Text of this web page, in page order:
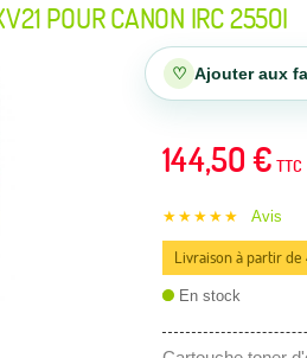
POUR CANON IRC 2550I
♡ Ajouter aux
144,50 € TTC
★★★★★ Avis
Livraison à partir de
En stock